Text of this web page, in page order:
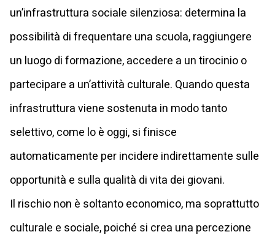
un’infrastruttura sociale silenziosa: determina la
possibilità di frequentare una scuola, raggiungere
un luogo di formazione, accedere a un tirocinio o
partecipare a un’attività culturale. Quando questa
infrastruttura viene sostenuta in modo tanto
selettivo, come lo è oggi, si finisce
automaticamente per incidere indirettamente sulle
opportunità e sulla qualità di vita dei giovani.
Il rischio non è soltanto economico, ma soprattutto
culturale e sociale, poiché si crea una percezione